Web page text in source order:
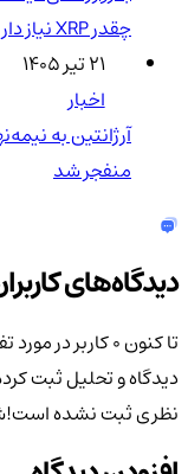
چقدر XRP نیاز دارید؟
۲۱ تیر ۱۴۰۵
اخبار
منفجر شد
دیدگاه‌های
تا کنون 0 کاربر در مورد
دیدگاه و تحلیل ثبت
نظری ثبت نشده است!